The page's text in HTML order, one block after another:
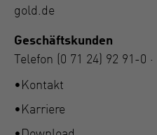
gold.de
Geschäftskunden
Telefon
(0 71 24) 92 91-0 ·
Kontakt
Karriere